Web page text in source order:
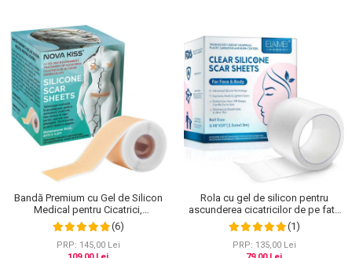
Bandă Premium cu Gel de Silicon
Medical pentru Cicatrici,
Reutilizabilă, NOVA KISS®, 4 cm x
1.5 m
(6)
PRP: 145,00 Lei
Rola cu gel de silicon pentru
ascunderea cicatricilor de pe fata
sau corp, plasture reutilizabil, 2.5
cm x 1.5 m, Elaimei
(1)
PRP: 135,00 Lei